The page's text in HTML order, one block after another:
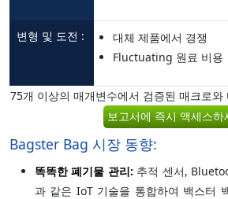
변형 및 도전 :
대체 제품에서 경쟁
Fluctuating 원료 비용
75개 이상의 매개변수에서 검증된 매크로와
보고서에 즉시 액세스하
Bagster Bag 시장 동향:
똑똑한 폐기물 관리: 추적 센서,
과 같은 IoT 기술을 통합하여 백스터